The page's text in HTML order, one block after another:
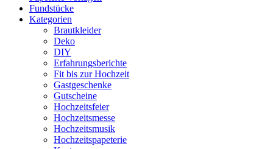
Fundstücke
Kategorien
Brautkleider
Deko
DIY
Erfahrungsberichte
Fit bis zur Hochzeit
Gastgeschenke
Gutscheine
Hochzeitsfeier
Hochzeitsmesse
Hochzeitsmusik
Hochzeitspapeterie